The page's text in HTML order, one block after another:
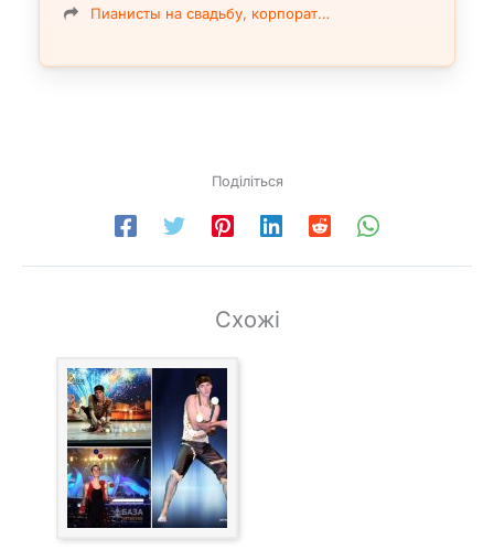
Пианисты на свадьбу, корпорат…
Поділіться
Схожі